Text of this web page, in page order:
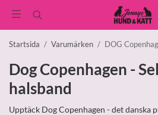
Startsida / Varumärken / DOG
Dog Copenhagen -
halsband
Upptäck Dog Copenhagen - det danska